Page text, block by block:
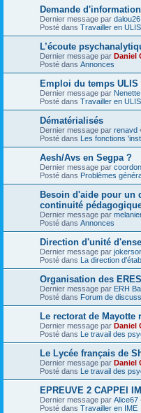
Demande
Dernier message par dalou26
Posté dans Travailler en
L’écoute
Dernier message par Daniel
Posté dans Annonces
Emploi du temps ULIS
Dernier message par Nenette
Posté dans Travailler en
Dématérialisés
Dernier message par renavd
Posté dans Les fonctions
Aesh/Avs en Segpa ?
Dernier message par
Posté dans Problèmes
Besoin d'aide pour un
continuité
Dernier message par
Posté dans Annonces
Direction d'unité
Dernier message par
Posté dans La direction
Organisation des
Dernier message par ERH
Posté dans Forum de
Le rectorat de Mayotte
Dernier message par Daniel
Posté dans Le travail des
Le Lycée français de
Dernier message par Daniel
Posté dans Le travail des
EPREUVE 2 CAPPEI
Dernier message par Alice67
Posté dans Travailler en IME